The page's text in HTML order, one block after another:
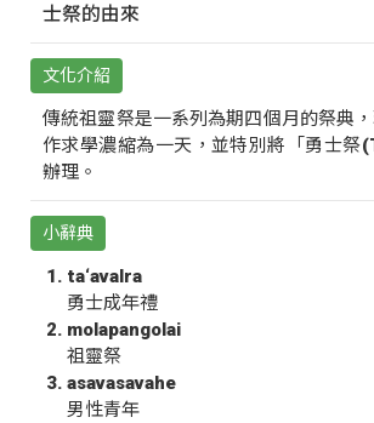
士祭的由來
文化介紹
傳統祖靈祭是一系列為期四個月的祭典
作求學濃縮為一天，並特別將「勇士祭
辦理。
小辭典
ta‘avalra
勇士成年禮
molapangolai
祖靈祭
asavasavahe
男性青年